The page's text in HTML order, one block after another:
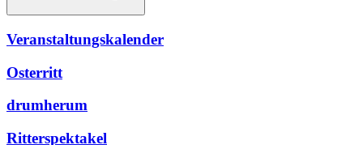
Veranstaltungskalender
Osterritt
drumherum
Ritterspektakel